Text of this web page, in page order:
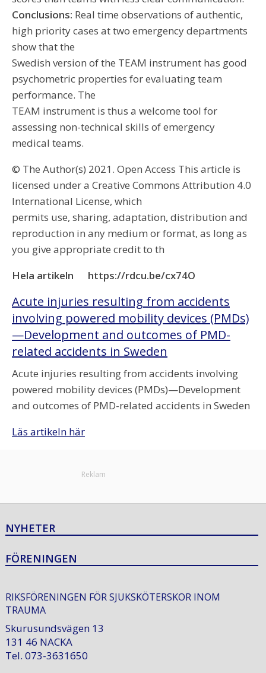
Conclusions: Real time observations of authentic,
high priority cases at two emergency departments
show that the
Swedish version of the TEAM instrument has good
psychometric properties for evaluating team
performance. The
TEAM instrument is thus a welcome tool for
assessing non-technical skills of emergency
medical teams.
© The Author(s) 2021. Open Access This article is
licensed under a Creative Commons Attribution 4.0
International License, which
permits use, sharing, adaptation, distribution and
reproduction in any medium or format, as long as
you give appropriate credit to th
Hela artikeln https://rdcu.be/cx74O
Acute injuries resulting from accidents
involving powered mobility devices (PMDs)
—Development and outcomes of PMD-
related accidents in Sweden
Acute injuries resulting from accidents involving
powered mobility devices (PMDs)—Development
and outcomes of PMD-related accidents in Sweden
Läs artikeln här
Reklam
NYHETER
FÖRENINGEN
RIKSFÖRENINGEN FÖR SJUKSKÖTERSKOR INOM
TRAUMA
Skurusundsvägen 13
131 46 NACKA
Tel. 073-3631650